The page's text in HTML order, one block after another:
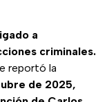
a
criminales.
reportó la
de 2025,